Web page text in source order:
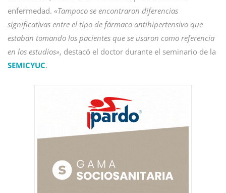
enfermedad. «Tampoco se encontraron diferencias
significativas entre el tipo de fármaco antihipertensivo que
estaban tomando los pacientes que se usaron como referencia
en los estudios», destacó el doctor durante el seminario de la
SEMICYUC.